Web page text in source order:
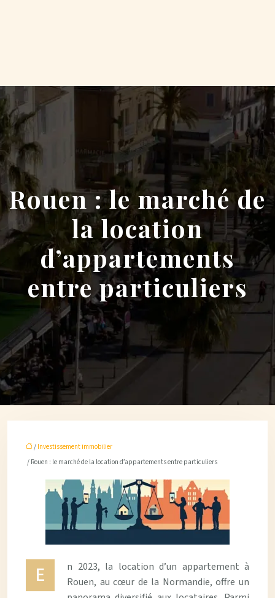
Rouen : le marché de
la location
d’appartements
entre particuliers
/ Investissement immobilier
/ Rouen : le marché de la location d’appartements entre particuliers
E
n 2023, la location d’un appartement à
Rouen, au cœur de la Normandie, offre un